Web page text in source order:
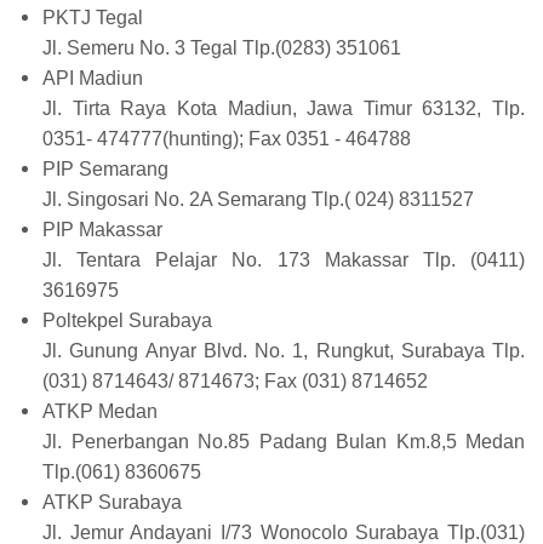
PKTJ Tegal
Jl. Semeru No. 3 Tegal Tlp.(0283) 351061
API Madiun
Jl. Tirta Raya Kota Madiun, Jawa Timur 63132, Tlp.
0351- 474777(hunting); Fax 0351 - 464788
PIP Semarang
Jl. Singosari No. 2A Semarang Tlp.( 024) 8311527
PIP Makassar
Jl. Tentara Pelajar No. 173 Makassar Tlp. (0411)
3616975
Poltekpel Surabaya
Jl. Gunung Anyar Blvd. No. 1, Rungkut, Surabaya Tlp.
(031) 8714643/ 8714673; Fax (031) 8714652
ATKP Medan
Jl. Penerbangan No.85 Padang Bulan Km.8,5 Medan
Tlp.(061) 8360675
ATKP Surabaya
Jl. Jemur Andayani I/73 Wonocolo Surabaya Tlp.(031)